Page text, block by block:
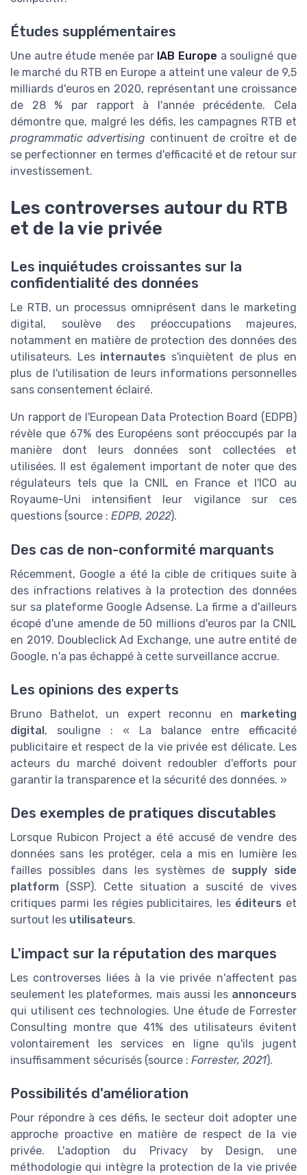
Études supplémentaires
Une autre étude menée par IAB Europe a souligné que
le marché du RTB en Europe a atteint une valeur de 9,5
milliards d'euros en 2020, représentant une croissance
de 28 % par rapport à l'année précédente. Cela
démontre que, malgré les défis, les campagnes RTB et
programmatic advertising continuent de croître et de
se perfectionner en termes d'efficacité et de retour sur
investissement.
Les controverses autour du RTB
et de la vie privée
Les inquiétudes croissantes sur la
confidentialité des données
Le RTB, un processus omniprésent dans le marketing
digital, soulève des préoccupations majeures,
notamment en matière de protection des données des
utilisateurs. Les internautes s'inquiètent de plus en
plus de l'utilisation de leurs informations personnelles
sans consentement éclairé.
Un rapport de l'European Data Protection Board (EDPB)
révèle que 67% des Européens sont préoccupés par la
manière dont leurs données sont collectées et
utilisées. Il est également important de noter que des
régulateurs tels que la CNIL en France et l'ICO au
Royaume-Uni intensifient leur vigilance sur ces
questions (source : EDPB, 2022).
Des cas de non-conformité marquants
Récemment, Google a été la cible de critiques suite à
des infractions relatives à la protection des données
sur sa plateforme Google Adsense. La firme a d'ailleurs
écopé d'une amende de 50 millions d'euros par la CNIL
en 2019. Doubleclick Ad Exchange, une autre entité de
Google, n'a pas échappé à cette surveillance accrue.
Les opinions des experts
Bruno Bathelot, un expert reconnu en marketing
digital, souligne : « La balance entre efficacité
publicitaire et respect de la vie privée est délicate. Les
acteurs du marché doivent redoubler d'efforts pour
garantir la transparence et la sécurité des données. »
Des exemples de pratiques discutables
Lorsque Rubicon Project a été accusé de vendre des
données sans les protéger, cela a mis en lumière les
failles possibles dans les systèmes de supply side
platform (SSP). Cette situation a suscité de vives
critiques parmi les régies publicitaires, les éditeurs et
surtout les utilisateurs.
L'impact sur la réputation des marques
Les controverses liées à la vie privée n'affectent pas
seulement les plateformes, mais aussi les annonceurs
qui utilisent ces technologies. Une étude de Forrester
Consulting montre que 41% des utilisateurs évitent
volontairement les services en ligne qu'ils jugent
insuffisamment sécurisés (source : Forrester, 2021).
Possibilités d'amélioration
Pour répondre à ces défis, le secteur doit adopter une
approche proactive en matière de respect de la vie
privée. L'adoption du Privacy by Design, une
méthodologie qui intègre la protection de la vie privée